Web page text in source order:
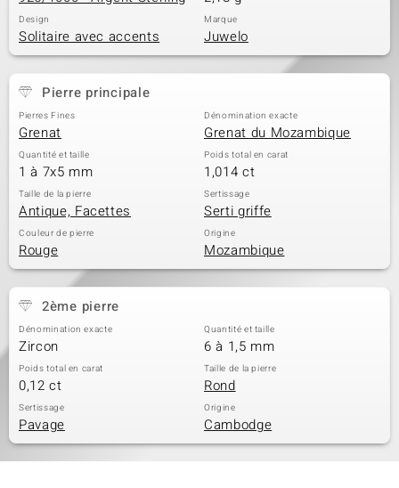
Design
Solitaire avec accents
Marque
Juwelo
Pierre principale
Pierres Fines
Grenat
Dénomination exacte
Grenat du Mozambique
Quantité et taille
1 à 7x5 mm
Poids total en carat
1,014 ct
Taille de la pierre
Antique, Facettes
Sertissage
Serti griffe
Couleur de pierre
Rouge
Origine
Mozambique
2ème pierre
Dénomination exacte
Zircon
Quantité et taille
6 à 1,5 mm
Poids total en carat
0,12 ct
Taille de la pierre
Rond
Sertissage
Pavage
Origine
Cambodge